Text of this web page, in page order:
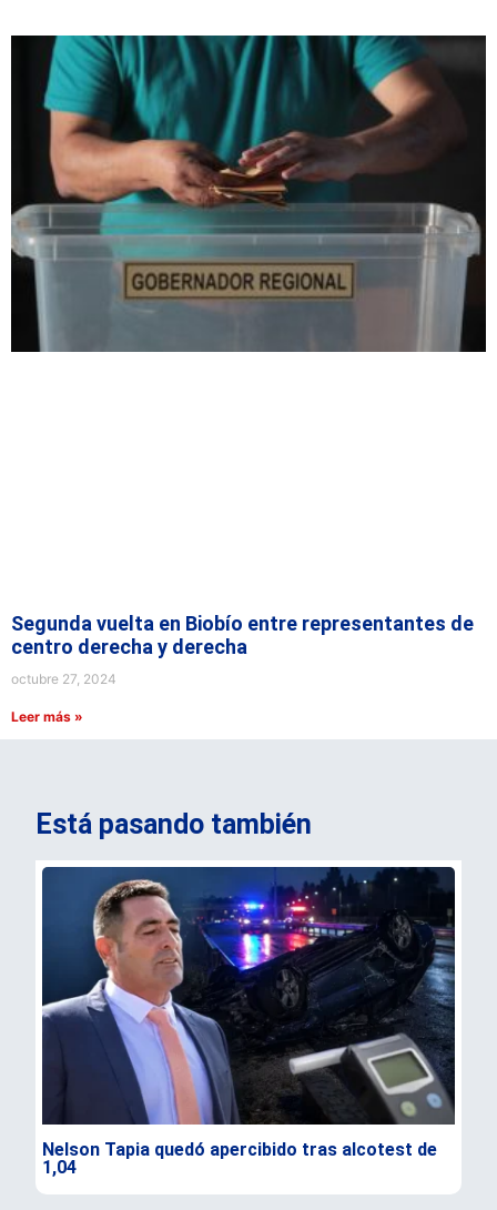
Segunda vuelta en Biobío entre representantes de
centro derecha y derecha
octubre 27, 2024
Leer más »
Está pasando también
Nelson Tapia quedó apercibido tras alcotest de
1,04